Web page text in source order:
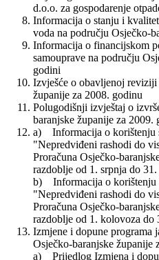
d.o.o. za gospodarenje
Informacija o stanju i
voda na području Osječko-
Informacija o financijskom
samouprave na području
godini
Izvješće o obavljenoj reviziji
županije za 2008. godinu
Polugodišnji izvještaj o
baranjske županije za 2009.
a) Informacija o korištenju
"Nepredviđeni rashodi do
Proračuna Osječko-
razdoblje od 1. srpnja do
b) Informacija o korištenju
"Nepredviđeni rashodi do
Proračuna Osječko-
razdoblje od 1. kolovoza do
Izmjene i dopune programa
Osječko-baranjske županije
a) Prijedlog Izmjena i